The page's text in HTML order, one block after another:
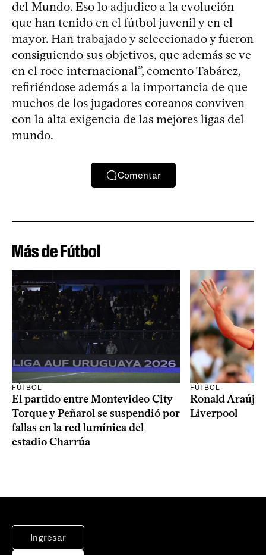
del Mundo. Eso lo adjudico a la evolución
que han tenido en el fútbol juvenil y en el
mayor. Han trabajado y seleccionado y fueron
consiguiendo sus objetivos, que además se ve
en el roce internacional”, comento Tabárez,
refiriéndose además a la importancia de que
muchos de los jugadores coreanos conviven
con la alta exigencia de las mejores ligas del
mundo.
Comentar
Más de Fútbol
FÚTBOL
El partido entre Montevideo City
Torque y Peñarol se suspendió por
fallas en la red lumínica del
estadio Charrúa
FÚTBOL
Ronald Araújo
Liverpool
Ingresar